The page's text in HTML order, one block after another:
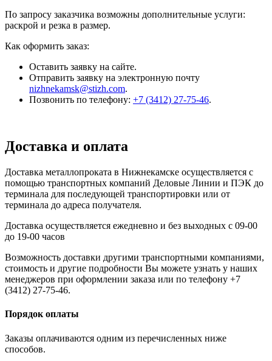
По запросу заказчика возможны дополнительные услуги:
раскрой и резка в размер.
Как оформить заказ:
Оставить заявку на сайте.
Отправить заявку на электронную почту
nizhnekamsk@stizh.com.
Позвонить по телефону: +7 (3412) 27-75-46.
Доставка и оплата
Доставка металлопроката в Нижнекамске осуществляется с
помощью транспортных компаний Деловые Линии и ПЭК до
терминала для последующей транспортировки или от
терминала до адреса получателя.
Доставка осуществляется ежедневно и без выходных с 09-00
до 19-00 часов
Возможность доставки другими транспортными компаниями,
стоимость и другие подробности Вы можете узнать у наших
менеджеров при оформлении заказа или по телефону +7
(3412) 27-75-46.
Порядок оплаты
Заказы оплачиваются одним из перечисленных ниже
способов.